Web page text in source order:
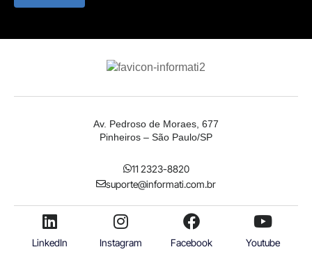
Av. Pedroso de Moraes, 677
Pinheiros – São Paulo/SP
11 2323-8820
suporte@informati.com.br
LinkedIn Instagram Facebook Youtube